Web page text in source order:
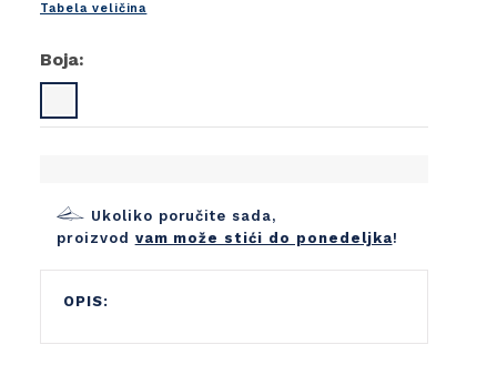
Tabela veličina
Boja:
Ukoliko poručite sada,
proizvod vam može stići do ponedeljka!
OPIS: